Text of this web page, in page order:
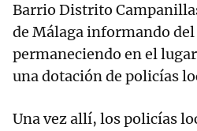
Barrio Distrito
de Málaga informando
permaneciendo en el
una dotación de policías
Una vez allí, los policías